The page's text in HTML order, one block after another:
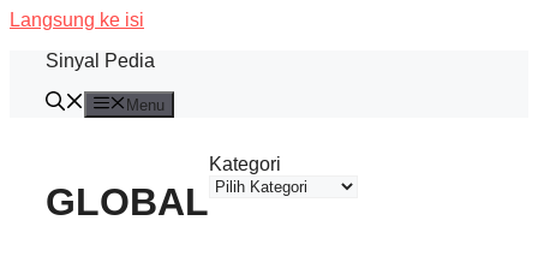
Langsung ke isi
Sinyal Pedia
Menu
GLOBAL
Kategori